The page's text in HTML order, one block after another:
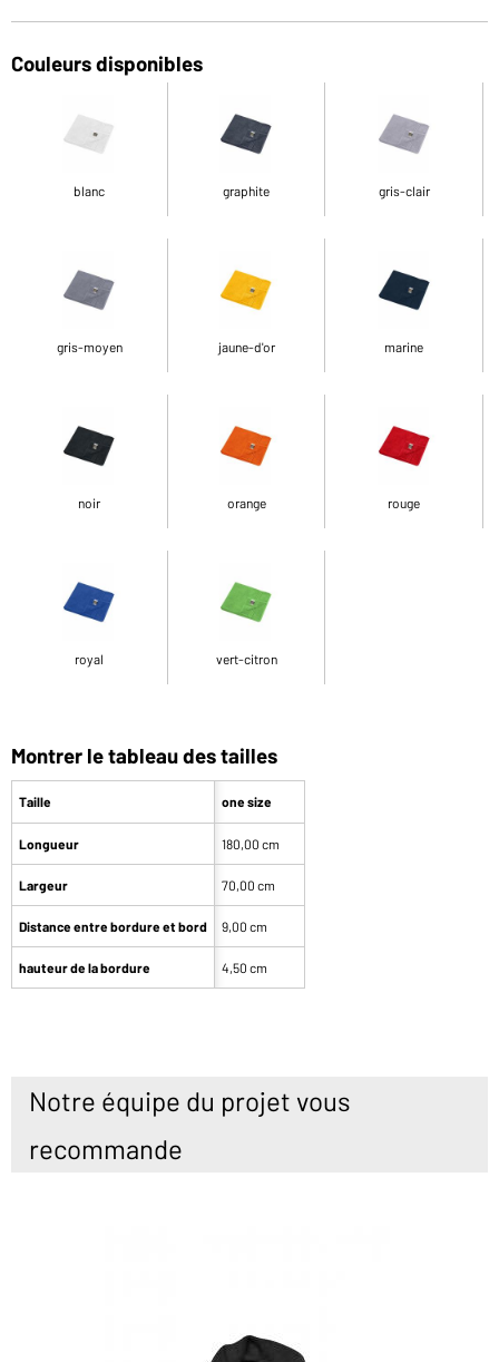
Couleurs disponibles
blanc graphite gris-clair
gris-moyen jaune-d'or marine
noir orange rouge
royal vert-citron
Montrer le tableau des tailles
Taille
Longueur
Largeur
Distance entre bordure et bord
hauteur de la bordure
one size
180,00 cm
70,00 cm
9,00 cm
4,50 cm
Notre équipe du projet vous
recommande